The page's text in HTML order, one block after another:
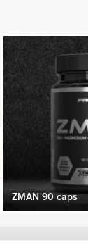
ZMAN 90 caps